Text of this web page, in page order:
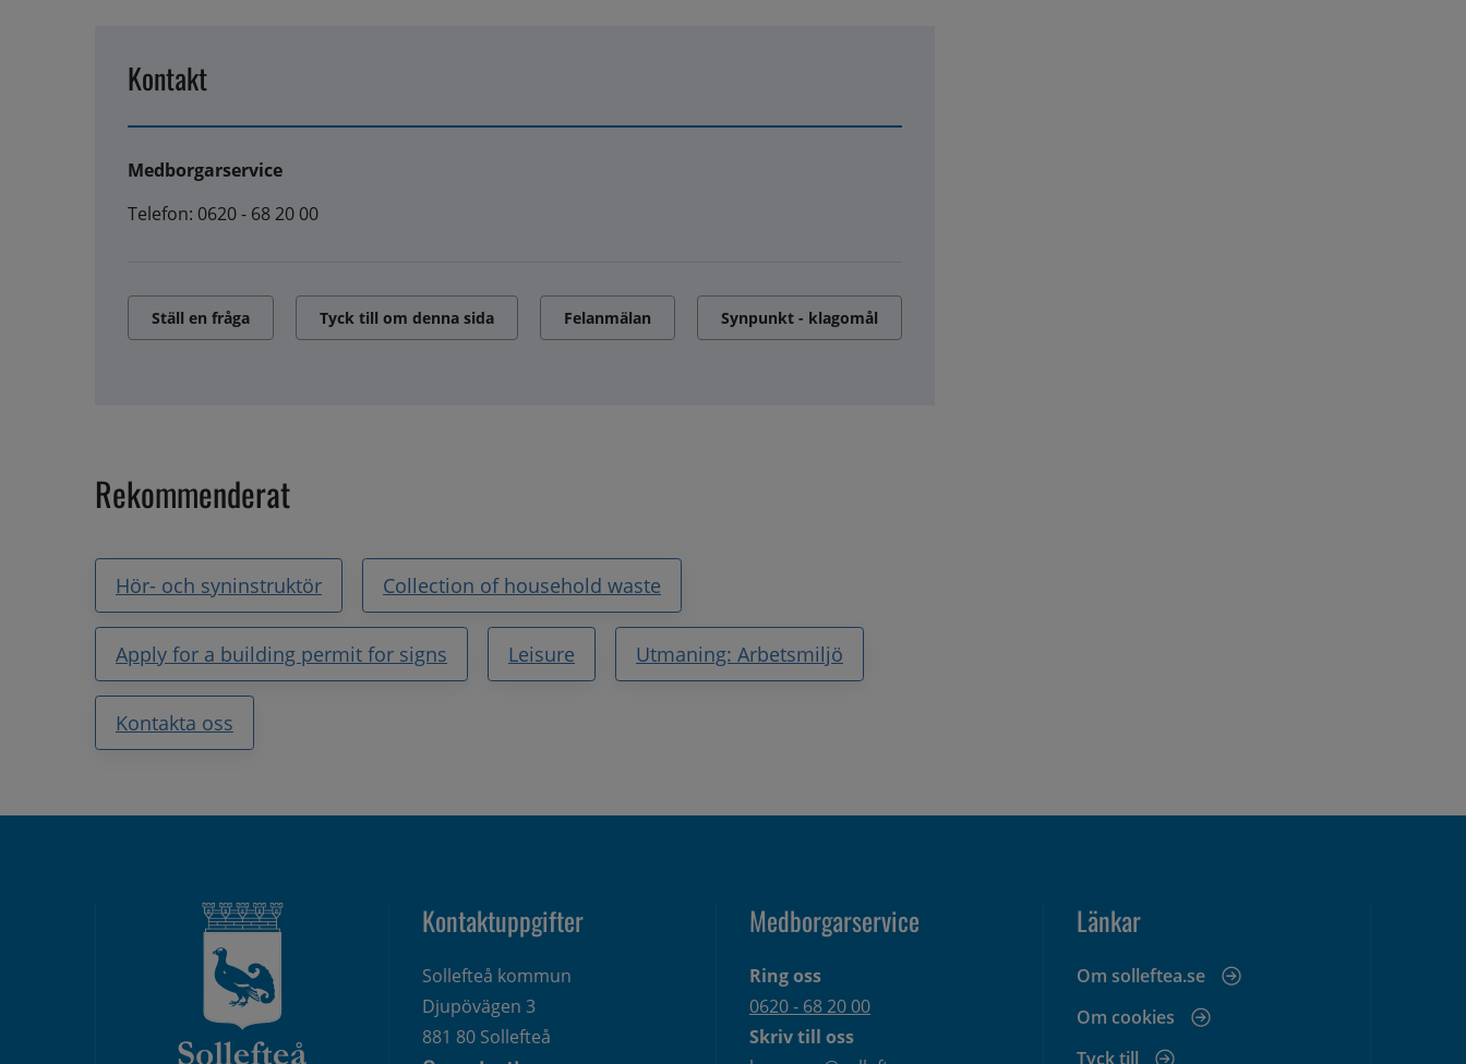
Kontakt
Medborgarservice
Telefon: 0620 - 68 20 00
Ställ en fråga Tyck till om denna sida Felanmälan Synpunkt - klagomål
Rekommenderat
Hör- och syninstruktör Collection of household waste
Apply for a building permit for signs Leisure Utmaning: Arbetsmiljö
Kontakta oss
Kontaktuppgifter
Sollefteå kommun
Djupövägen 3
881 80 Sollefteå
Medborgarservice
Ring oss
0620 - 68 20 00
Skriv till oss
Länkar
Om solleftea.se
Om cookies
Tyck till